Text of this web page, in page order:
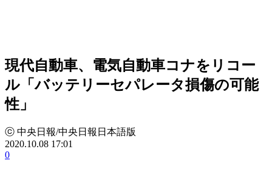
現代自動車、電気自動車コナをリコー
ル「バッテリーセパレータ損傷の可能
性」
ⓒ 中央日報/中央日報日本語版
2020.10.08 17:01
0